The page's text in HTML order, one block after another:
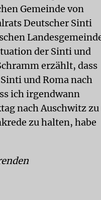
Gemeinde von
Deutscher Sinti
der Sinti und
erzählt, dass
und Roma nach
ich irgendwann
nach Auschwitz zu
zu halten, habe